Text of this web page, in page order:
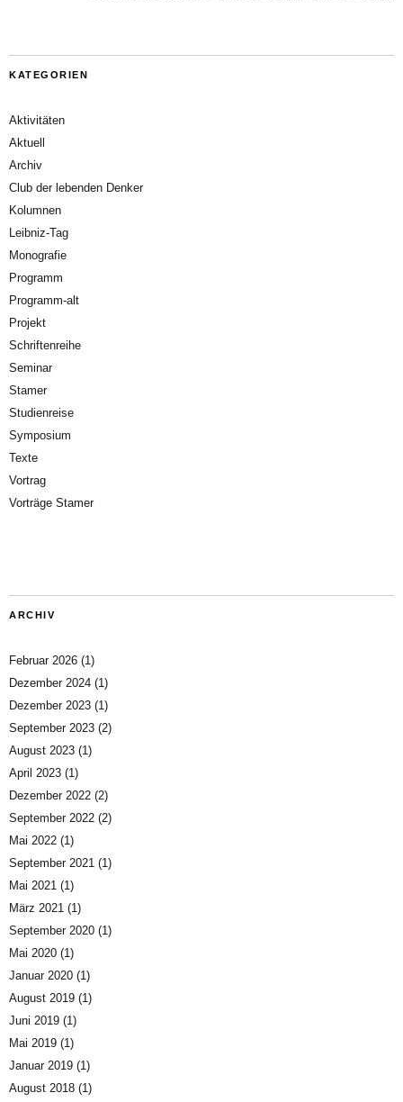
KATEGORIEN
Aktivitäten
Aktuell
Archiv
Club der lebenden Denker
Kolumnen
Leibniz-Tag
Monografie
Programm
Programm-alt
Projekt
Schriftenreihe
Seminar
Stamer
Studienreise
Symposium
Texte
Vortrag
Vorträge Stamer
ARCHIV
Februar 2026 (1)
Dezember 2024 (1)
Dezember 2023 (1)
September 2023 (2)
August 2023 (1)
April 2023 (1)
Dezember 2022 (2)
September 2022 (2)
Mai 2022 (1)
September 2021 (1)
Mai 2021 (1)
März 2021 (1)
September 2020 (1)
Mai 2020 (1)
Januar 2020 (1)
August 2019 (1)
Juni 2019 (1)
Mai 2019 (1)
Januar 2019 (1)
August 2018 (1)